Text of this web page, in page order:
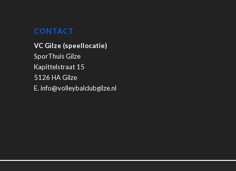
CONTACT
VC Gilze (speellocatie)
SporThuis Gilze
Kapittelstraat 15
5126 HA Gilze
E. info@volleybalclubgilze.nl